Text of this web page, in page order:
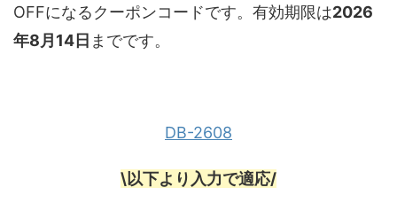
OFFになるクーポンコードです。有効期限は2026
年8月14日 までです。
DB-2608
\以下より入力で適応/